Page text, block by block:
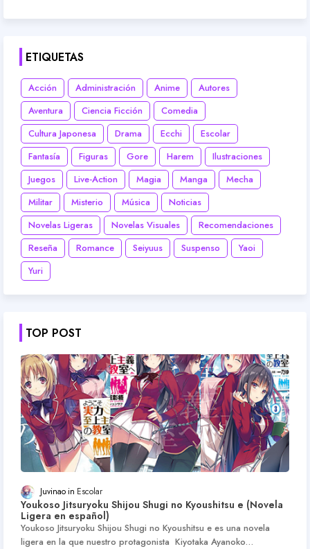
ETIQUETAS
Acción Administración Anime
Autores
Aventura
Ciencia Ficción
Comedia
Cultura Japonesa
Drama Ecchi
Escolar
Fantasía
Figuras Gore Harem
Ilustraciones
Juegos
Live-Action Magia Manga
Mecha
Militar
Misterio Música
Noticias
Novelas Ligeras
Novelas Visuales
Recomendaciones
Reseña
Romance Seiyuus Suspenso
Yaoi
Yuri
TOP POST
Juvinao Escolar
Youkoso Jitsuryoku Shijou Shugi no Kyoushitsu e (Novela
Ligera en español)
Youkoso Jitsuryoku Shijou Shugi no Kyoushitsu e es una novela
ligera en la que nuestro protagonista Kiyotaka Ayanoko…